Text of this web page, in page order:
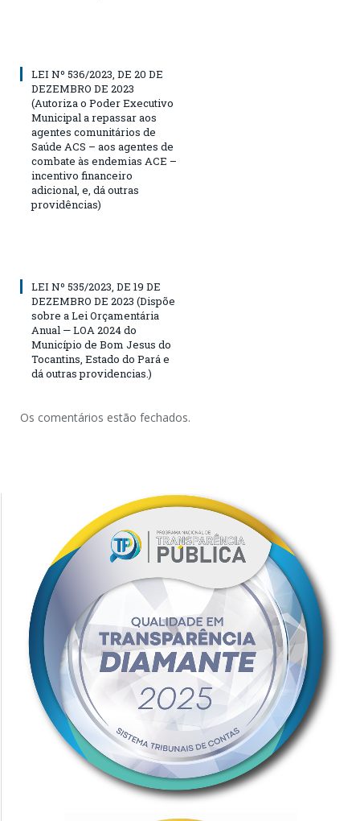
LEI Nº 536/2023, DE 20 DE
DEZEMBRO DE 2023
(Autoriza o Poder Executivo
Municipal a repassar aos
agentes comunitários de
Saúde ACS – aos agentes de
combate às endemias ACE –
incentivo financeiro
adicional, e, dá outras
providências)
LEI Nº 535/2023, DE 19 DE
DEZEMBRO DE 2023 (Dispõe
sobre a Lei Orçamentária
Anual — LOA 2024 do
Município de Bom Jesus do
Tocantins, Estado do Pará e
dá outras providencias.)
Os comentários estão fechados.